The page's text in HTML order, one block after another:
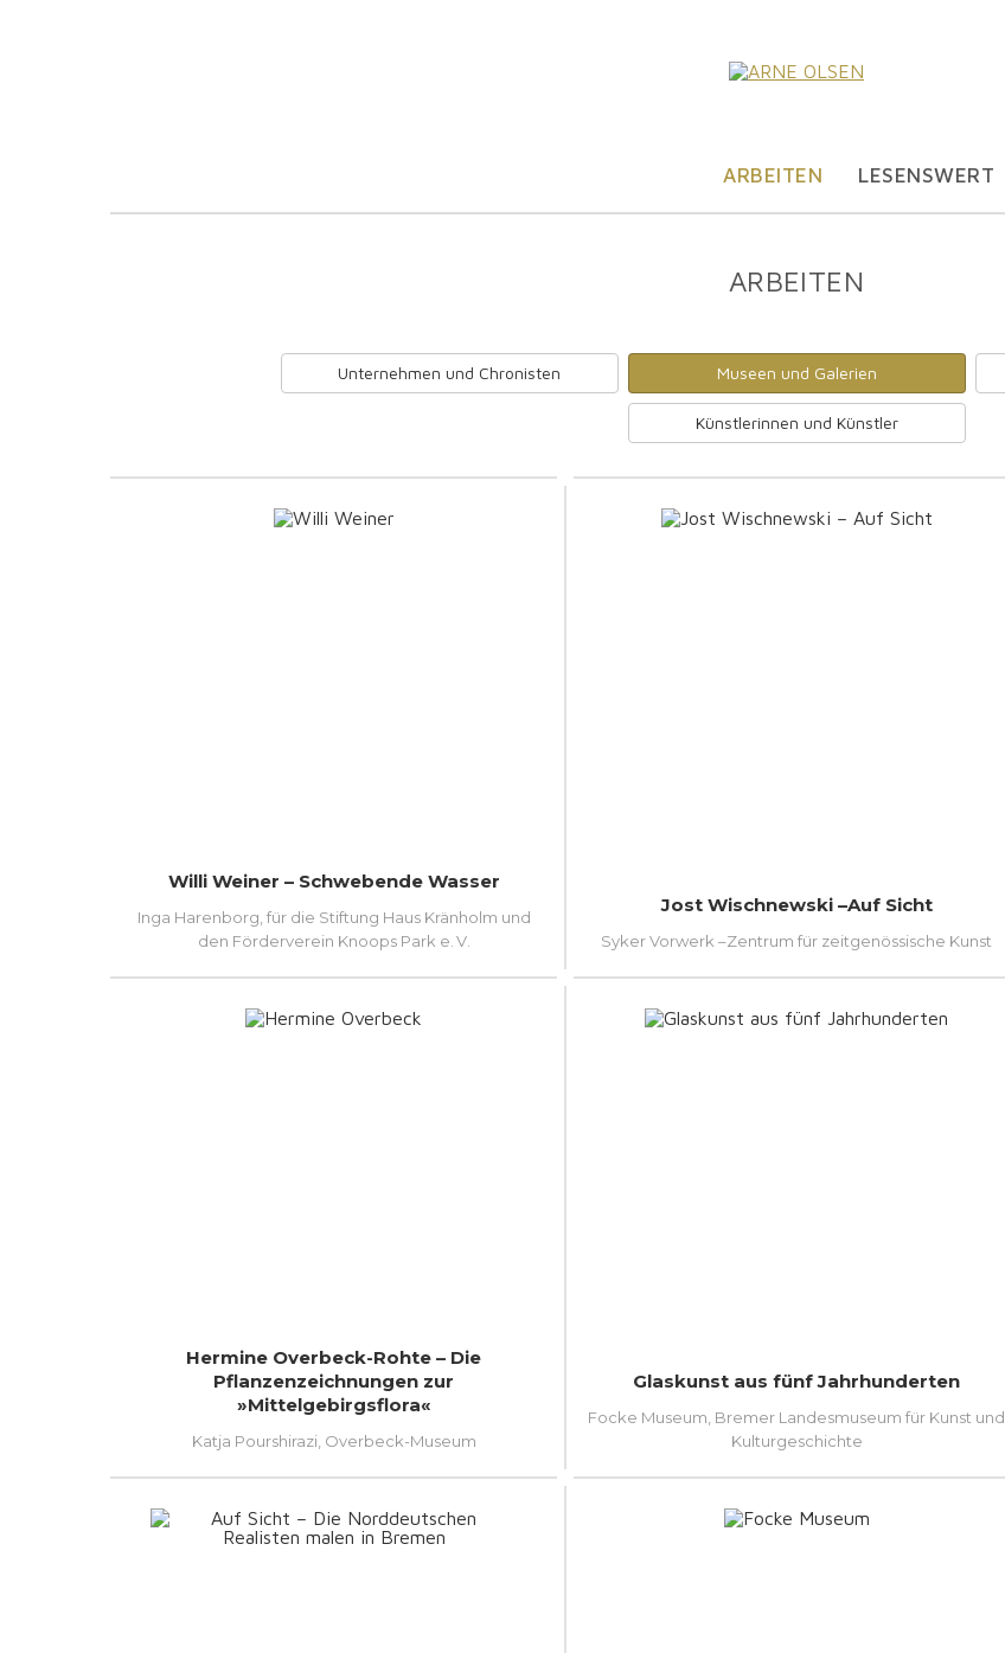
ARBEITEN LESENSWERT
ARBEITEN
Unternehmen und Chronisten Museen und Galerien
Künstlerinnen und Künstler
Willi Weiner – Schwebende Wasser
Inga Harenborg, für die Stiftung Haus Kränholm und
den Förderverein Knoops Park e. V.
Jost Wischnewski –Auf Sicht
Syker Vorwerk –Zentrum für zeitgenössische Kunst
Hermine Overbeck-Rohte – Die
Pflanzenzeichnungen zur
»Mittelgebirgsflora«
Katja Pourshirazi, Overbeck-Museum
Glaskunst aus fünf Jahrhunderten
Focke Museum, Bremer Landesmuseum für Kunst und
Kulturgeschichte